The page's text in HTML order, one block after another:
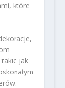
które
takie jak